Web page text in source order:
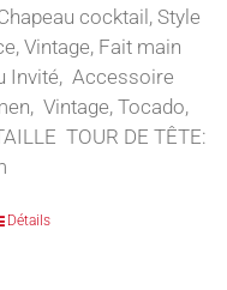
cocktail, Style
Vintage, Fait main
Invité, Accessoire
Vintage, Tocado,
TOUR DE TÊTE:
Détails